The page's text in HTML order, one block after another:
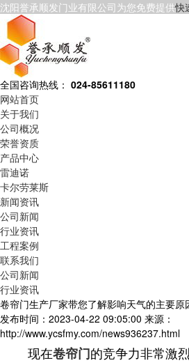
沈阳誉承顺发门业有限公司为您免费提供快
全国咨询热线： 024-85611180
网站首页
关于我们
公司概况
荣誉资质
产品中心
雷迪诺
卡尔劳莱斯
新闻资讯
公司新闻
行业资讯
工程案例
联系我们
公司新闻
行业资讯
卷帘门生产厂家带您了解影响天气的主要原
发布时间：2023-04-22 09:05:00 来源：
http://www.ycsfmy.com/news936237.html
现在卷帘门的竞争力非常激